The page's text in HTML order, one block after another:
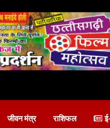
जीवन मंत्र राशिफल